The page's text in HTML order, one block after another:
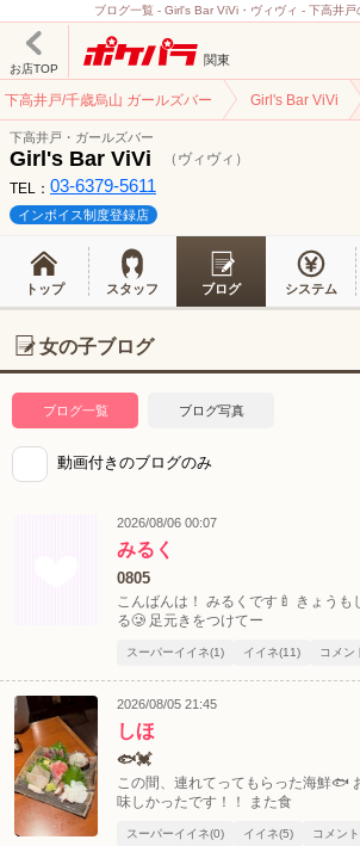
ブログ一覧 - Girl's Bar ViVi・ヴィヴィ - 下高井戸
お店TOP
関東
下高井戸/千歳烏山 ガールズバー Girl's Bar ViVi
下高井戸・ガールズバー
Girl's Bar ViVi
（ヴィヴィ）
TEL： 03-6379-5611
インボイス制度登録店
トップ スタッフ ブログ システム
女の子ブログ
ブログ一覧 ブログ写真
動画付きのブログのみ
2026/08/06 00:07
みるく
0805
こんばんは！ みるくです🍼 きょう
る🥲 足元きをつけてー
スーパーイイネ(1) イイネ(11) コメン
2026/08/05 21:45
しほ
🐟💓
この間、連れてってもらった海鮮🐟
味しかったです！！ また食
スーパーイイネ(0) イイネ(5) コメン